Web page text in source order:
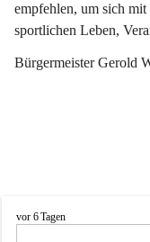
empfehlen, um sich
sportlichen Leben,
Bürgermeister Gerold
L
vor 6 Tagen